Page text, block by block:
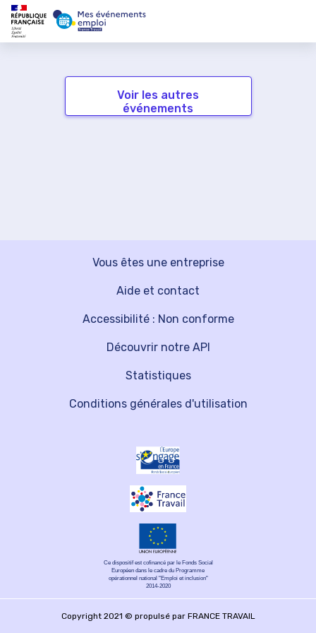
Voir les autres
événements
Vous êtes une entreprise
Découvrir notre API
Aide et contact
Statistiques
Accessibilité : Non conforme
Conditions générales d'utilisation
Ce dispositif est cofinancé par le Fonds Social
Européen dans le cadre du Programme
opérationnel national "Emploi et inclusion"
2014-2020
Copyright 2021 © propulsé par FRANCE TRAVAIL